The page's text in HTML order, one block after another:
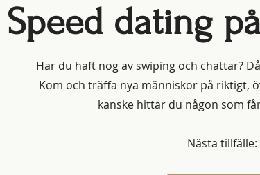
Speed dating
Har du haft nog av swiping och chattar?
Kom och träffa nya människor på riktigt,
kanske hittar du någon som
Nästa